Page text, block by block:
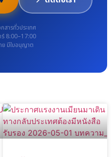
สารทั่วประเทศ
ร์ 8:00–17:00
ย มีใบอนุญาต